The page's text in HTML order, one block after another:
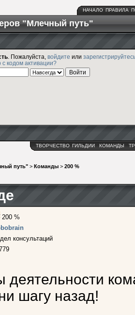
НАЧАЛО ПРАВИЛА
"Млечный путь"
. Пожалуйста, войдите или
с кодом активации?
ТВОРЧЕСТВО ГИЛЬДИИ КОМАНДЫ
путь" > Команды > 200 %
200 %
консультаций
деятельности
шагу назад!